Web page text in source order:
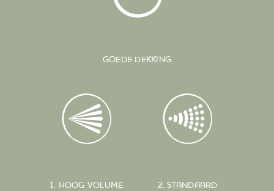
GOEDE DEKKING
1. HOOG VOLUME 2. STANDAARD